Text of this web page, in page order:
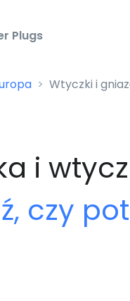
Plugs
Wtyczki i
i
czy